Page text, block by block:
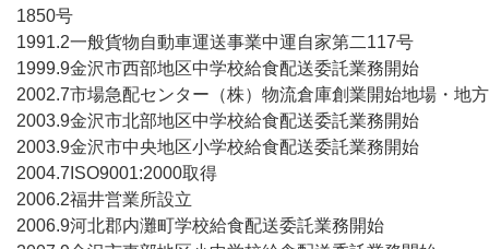
1850号
1991.2一般貨物自動車運送事業中運自家第二117号
1999.9金沢市西部地区中学校給食配送委託業務開始
2002.7市場急配センター（株）物流倉庫創業開始地場・地
2003.9金沢市北部地区中学校給食配送委託業務開始
2003.9金沢市中央地区小学校給食配送委託業務開始
2004.7ISO9001:2000取得
2006.2福井営業所設立
2006.9河北郡内灘町学校給食配送委託業務開始